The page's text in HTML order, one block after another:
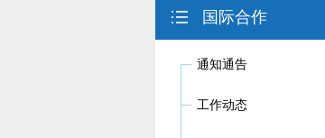
国际合作
通知通告
工作动态